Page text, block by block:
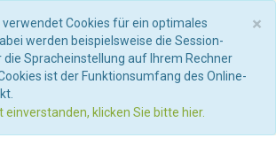
×
verwendet Cookies für ein optimales
werden beispielsweise die Session-
Spracheinstellung auf Ihrem Rechner
ist der Funktionsumfang des Online-
einverstanden, klicken Sie bitte hier.